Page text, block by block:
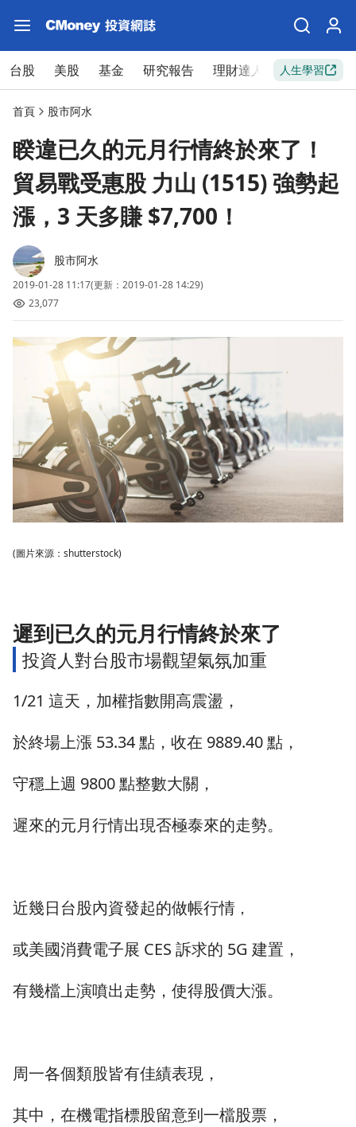
台股 美股 基金 研究報告 理財達人 新手入門
人生學習
首頁 股市阿水
睽違已久的元月行情終於來了！
貿易戰受惠股 力山 (1515) 強勢起
漲，3 天多賺 $7,700！
股市阿水
2019-01-28 11:17(更新：2019-01-28 14:29)
23,077
(圖片來源：shutterstock)
遲到已久的元月行情終於來了
投資人對台股市場觀望氣氛加重
1/21 這天，加權指數開高震盪，
於終場上漲 53.34 點，收在 9889.40 點，
守穩上週 9800 點整數大關，
遲來的元月行情出現否極泰來的走勢。
近幾日台股內資發起的做帳行情 ，
或美國消費電子展 CES 訴求的 5G 建置，
有幾檔上演噴出走勢，使得股價大漲。
周一各個類股皆有佳績表現，
其中，在機電指標股留意到一檔股票，